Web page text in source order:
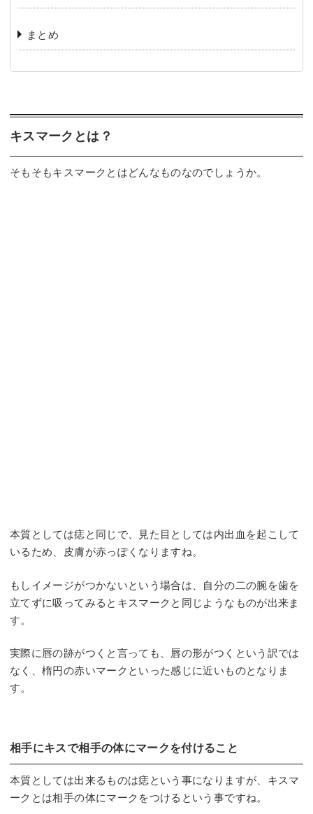
まとめ
キスマークとは？
そもそもキスマークとはどんなものなのでしょうか。
本質としては痣と同じで、見た目としては内出血を起こして
いるため、皮膚が赤っぽくなりますね。
もしイメージがつかないという場合は、自分の二の腕を歯を
立てずに吸ってみるとキスマークと同じようなものが出来ま
す。
実際に唇の跡がつくと言っても、唇の形がつくという訳では
なく、楕円の赤いマークといった感じに近いものとなりま
す。
相手にキスで相手の体にマークを付けること
本質としては出来るものは痣という事になりますが、キスマ
ークとは相手の体にマークをつけるという事ですね。